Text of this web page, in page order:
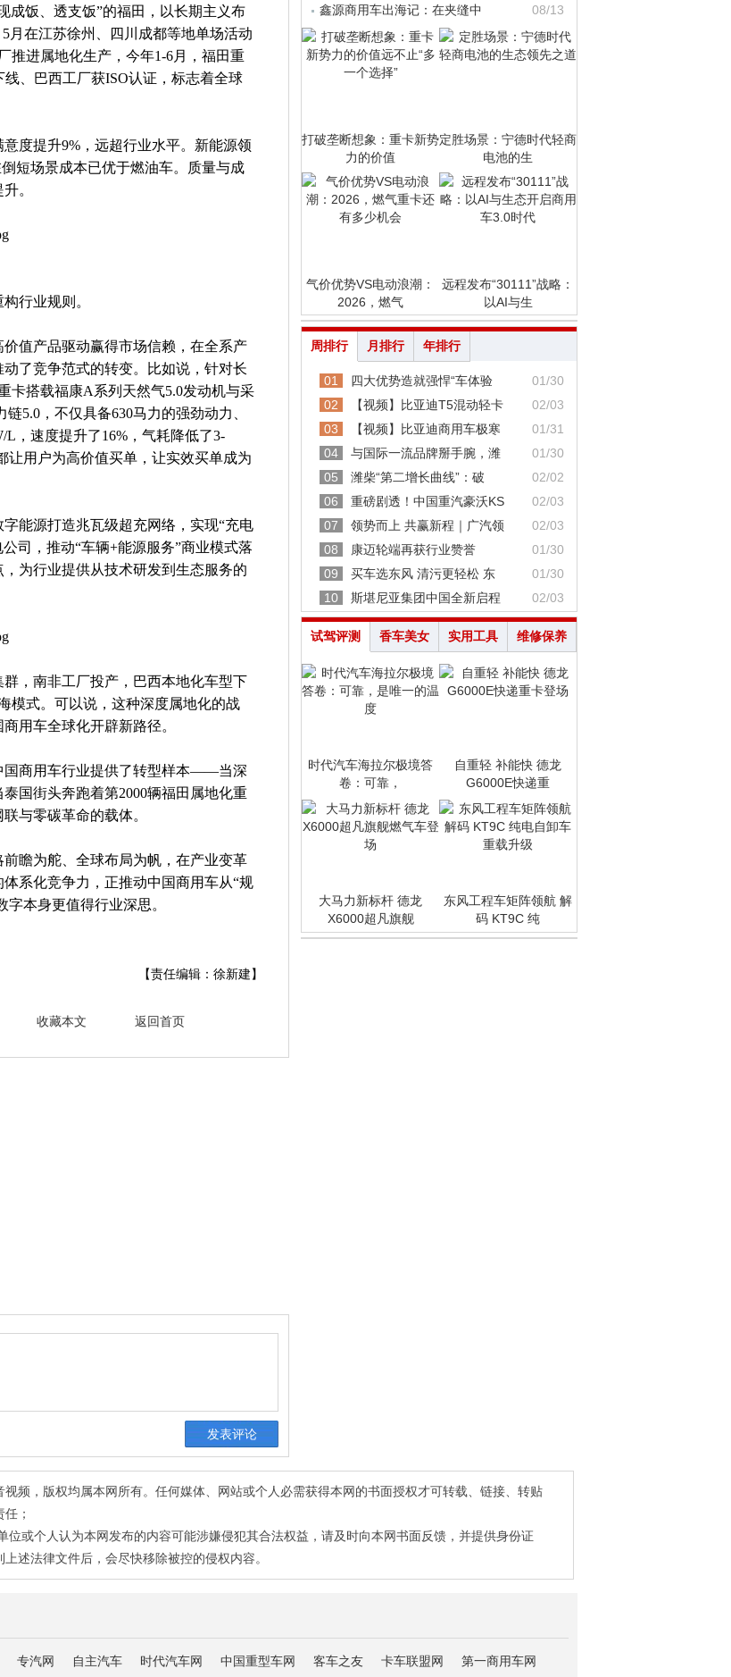
成饭、透支饭”的福田，以长期主义布
月在江苏徐州、四川成都等地单场活动
推进属地化生产，今年1-6月，福田重
、巴西工厂获ISO认证，标志着全球
度提升9%，远超行业水平。新能源领
短场景成本已优于燃油车。质量与成
。
行业规则。
值产品驱动赢得市场信赖，在全系产
了竞争范式的转变。比如说，针对长
卡搭载福康A系列天然气5.0发动机与采
5.0，不仅具备630马力的强劲动力、
L，速度提升了16%，气耗降低了3-
让用户为高价值买单，让实效买单成为
能源打造兆瓦级超充网络，实现“充电
司，推动“车辆+能源服务”商业模式落
为行业提供从技术研发到生态服务的
，南非工厂投产，巴西本地化车型下
模式。可以说，这种深度属地化的战
用车全球化开辟新路径。
国商用车行业提供了转型样本——当深
国街头奔跑着第2000辆福田属地化重
与零碳革命的载体。
瞻为舵、全球布局为帆，在产业变革
系化竞争力，正推动中国商用车从“规
本身更值得行业深思。
【责任编辑：徐新建】
收藏本文 返回首页
鑫源商用车出海记：在夹缝中
08/13
打破垄断想象：重卡新势
力的价值
定胜场景：宁德时代轻商
电池的生
气价优势VS电动浪潮：
2026，燃气
远程发布“30111”战略：
以AI与生
周排行 月排行 年排行
01 四大优势造就强悍“车体验
01/30
02
【视频】比亚迪T5混动轻卡
02/03
03
【视频】比亚迪商用车极寒
01/31
04
与国际一流品牌掰手腕，潍
01/30
05
潍柴“第二增长曲线”：破
02/02
06
重磅剧透！中国重汽豪沃KS
02/03
07
领势而上 共赢新程｜广汽领
02/03
08
康迈轮端再获行业赞誉
01/30
09
买车选东风 清污更轻松 东
01/30
10
斯堪尼亚集团中国全新启程 02/03
试驾评测 香车美女 实用工具 维修保养
时代汽车海拉尔极境答
卷：可靠，
自重轻 补能快 德龙
G6000E快递重
大马力新标杆 德龙
X6000超凡旗舰
东风工程车矩阵领航 解
码 KT9C 纯
频，版权均属本网所有。任何媒体、网站或个人必需获得本网的书面授权才可转载、链接、转贴
；
或个人认为本网发布的内容可能涉嫌侵犯其合法权益，请及时向本网书面反馈，并提供身份证
述法律文件后，会尽快移除被控的侵权内容。
专汽网 自主汽车 时代汽车网 中国重型车网 客车之友 卡车联盟网 第一商用车网